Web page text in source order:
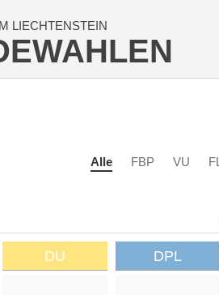
LIECHTENSTEIN
Alle FBP VU FL
DU DPL